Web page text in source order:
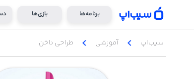
برنامه‌ها بازی‌ها
سیب‌اپ chevron_left آموزشی chevron_left طراحی ناخن